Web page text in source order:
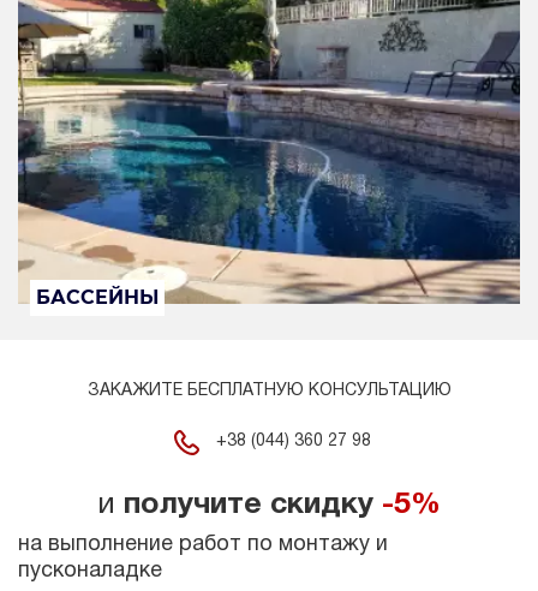
БАССЕЙНЫ
ЗАКАЖИТЕ БЕСПЛАТНУЮ КОНСУЛЬТАЦИЮ
+38 (044) 360 27 98
и получите скидку -5%
на выполнение работ по монтажу и
пусконаладке